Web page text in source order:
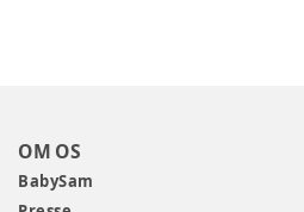
OM OS
BabySam